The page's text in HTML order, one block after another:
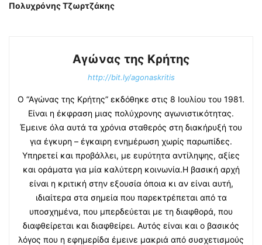
Πολυχρόνης Τζωρτζάκης
Αγώνας της Κρήτης
http://bit.ly/agonaskritis
Ο “Αγώνας της Κρήτης” εκδόθηκε στις 8 Ιουλίου του 1981.
Είναι η έκφραση μιας πολύχρονης αγωνιστικότητας.
Έμεινε όλα αυτά τα χρόνια σταθερός στη διακήρυξή του
για έγκυρη – έγκαιρη ενημέρωση χωρίς παρωπίδες.
Υπηρετεί και προβάλλει, με ευρύτητα αντίληψης, αξίες
και οράματα για μία καλύτερη κοινωνία.Η βασική αρχή
είναι η κριτική στην εξουσία όποια κι αν είναι αυτή,
ιδιαίτερα στα σημεία που παρεκτρέπεται από τα
υποσχημένα, που μπερδεύεται με τη διαφθορά, που
διαφθείρεται και διαφθείρει. Αυτός είναι και ο βασικός
λόγος που η εφημερίδα έμεινε μακριά από συσχετισμούς